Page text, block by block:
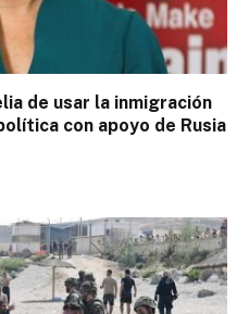
de usar la inmigración
con apoyo de Rusia